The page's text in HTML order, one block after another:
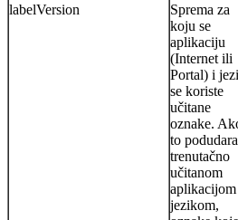
labelVersion
Sprema za
koju se
aplikaciju
(Internet ili
Portal) i
se koriste
učitane
oznake.
to
trenutačno
učitanom
jezikom,